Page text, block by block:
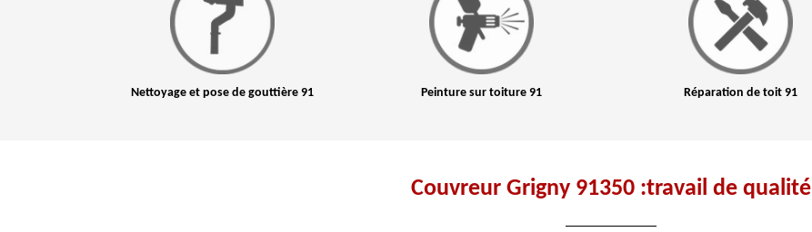
Nettoyage et pose de gouttière 91 Peinture sur toiture 91 Réparation de toit 91
Couvreur Grigny 91350 :travail de qualité